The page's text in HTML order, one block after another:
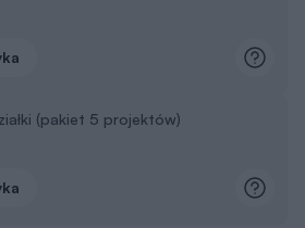
(pakiet 5 projektów)